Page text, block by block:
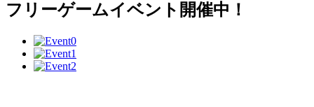
フリーゲームイベント開催中！